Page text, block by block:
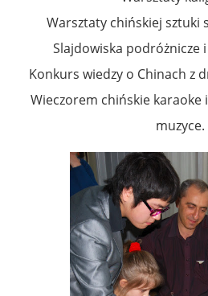
Warsztaty chińskiej sztuki
Slajdowiska podróżnicze
Konkurs wiedzy o Chinach z
Wieczorem chińskie karaoke
muzyce.